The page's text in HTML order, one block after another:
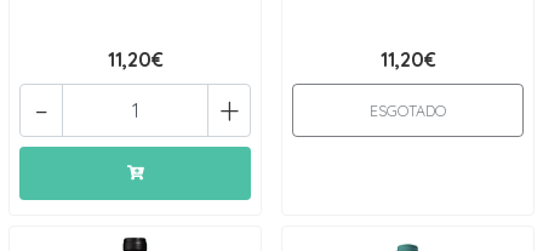
11,20€
+
-
11,20€
ESGOTADO